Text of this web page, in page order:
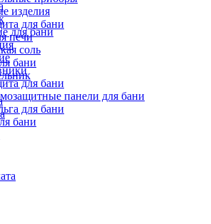
для бани
для бани
панели для бани
для бани
бани
изделия
для бани
печи
соль
бани